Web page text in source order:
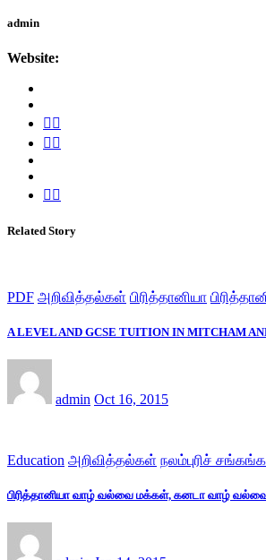
admin
Website:
Related Story
PDF அறிவித்தல்கள் பிரித்தானியா
A LEVEL AND GCSE TUITION IN MITCHAM
admin Oct 16, 2015
Education அறிவித்தல்கள் நலம்புரிச்
பிரித்தானியா வாழ் வல்வை மக்கள், கனடா வாழ்